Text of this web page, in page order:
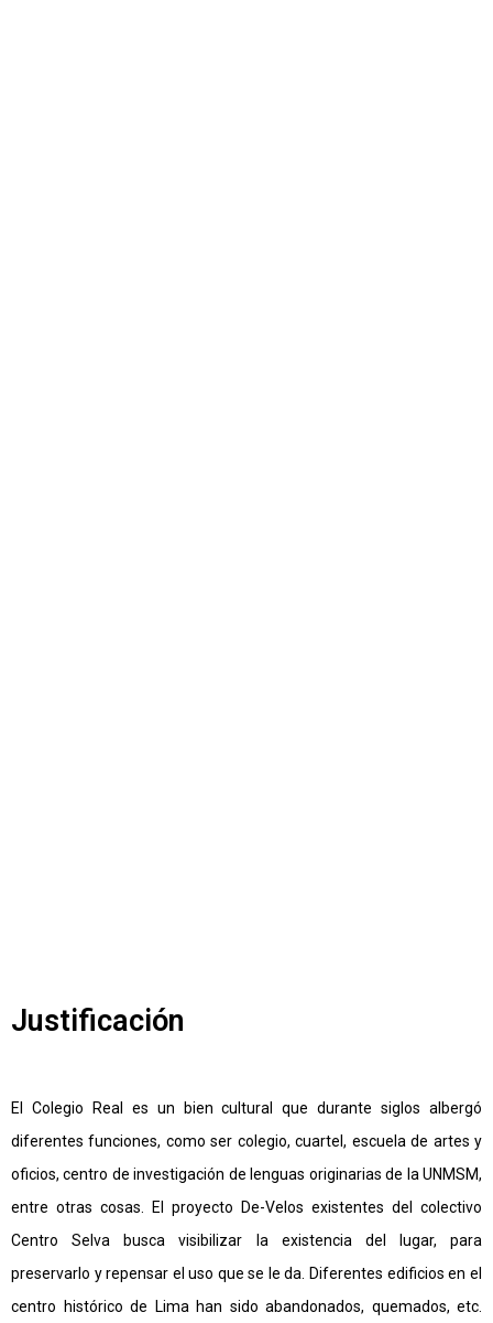
Justificación
El Colegio Real es un bien cultural que durante siglos albergó
diferentes funciones, como ser colegio, cuartel, escuela de artes y
oficios, centro de investigación de lenguas originarias de la UNMSM,
entre otras cosas. El proyecto De-Velos existentes del colectivo
Centro Selva busca visibilizar la existencia del lugar, para
preservarlo y repensar el uso que se le da. Diferentes edificios en el
centro histórico de Lima han sido abandonados, quemados, etc.